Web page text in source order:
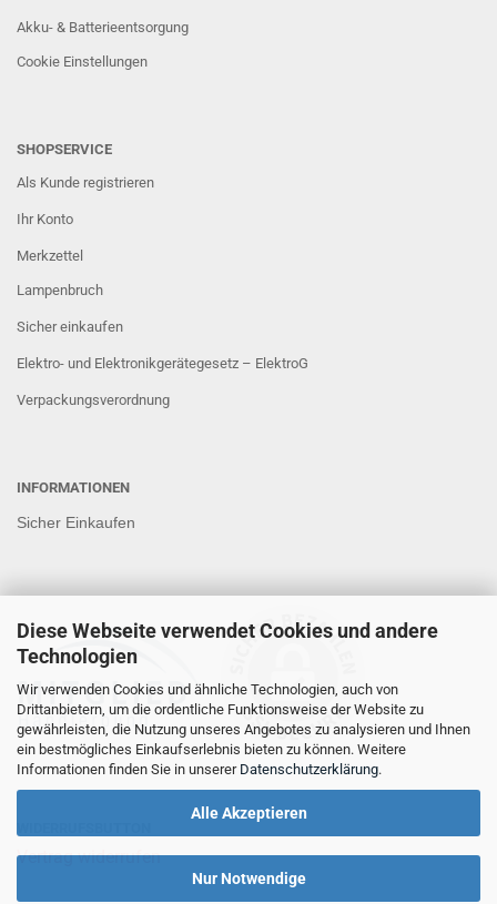
Diese Webseite verwendet Cookies und andere
Technologien
Wir verwenden Cookies und ähnliche Technologien, auch von
Drittanbietern, um die ordentliche Funktionsweise der Website zu
gewährleisten, die Nutzung unseres Angebotes zu analysieren und Ihnen
ein bestmögliches Einkaufserlebnis bieten zu können. Weitere
Informationen finden Sie in unserer Datenschutzerklärung.
Alle Akzeptieren
Nur Notwendige
Akku- & Batterieentsorgung
Cookie Einstellungen
SHOPSERVICE
Als Kunde registrieren
Ihr Konto
Merkzettel
Lampenbruch
Sicher einkaufen
Elektro- und Elektronikgerätegesetz – ElektroG
Verpackungsverordnung
INFORMATIONEN
Sicher Einkaufen
Vertrag widerrufen